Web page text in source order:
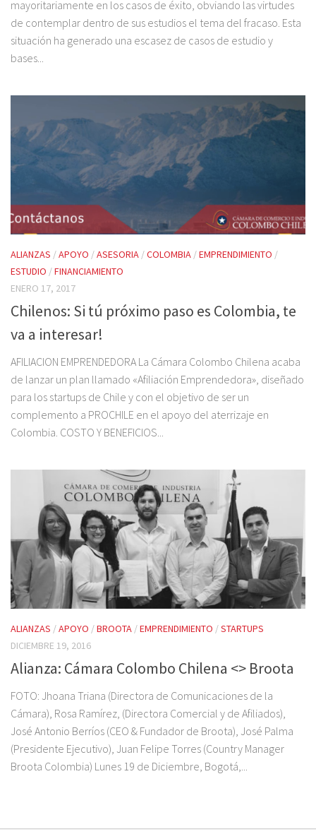
mayoritariamente en los casos de éxito, obviando las virtudes
de contemplar dentro de sus estudios el tema del fracaso. Esta
situación ha generado una escasez de casos de estudio y
bases...
ALIANZAS /APOYO /ASESORIA /COLOMBIA /EMPRENDIMIENTO /
ESTUDIO /FINANCIAMIENTO
ENERO 17, 2017
Chilenos: Si tú próximo paso es Colombia, te
va a interesar!
AFILIACION EMPRENDEDORA La Cámara Colombo Chilena acaba
de lanzar un plan llamado «Afiliación Emprendedora», diseñado
para los startups de Chile y con el objetivo de ser un
complemento a PROCHILE en el apoyo del aterrizaje en
Colombia. COSTO Y BENEFICIOS...
ALIANZAS /APOYO /BROOTA /EMPRENDIMIENTO /STARTUPS
DICIEMBRE 19, 2016
Alianza: Cámara Colombo Chilena <> Broota
FOTO: Jhoana Triana (Directora de Comunicaciones de la
Cámara), Rosa Ramírez, (Directora Comercial y de Afiliados),
José Antonio Berríos (CEO & Fundador de Broota), José Palma
(Presidente Ejecutivo), Juan Felipe Torres (Country Manager
Broota Colombia) Lunes 19 de Diciembre, Bogotá,...